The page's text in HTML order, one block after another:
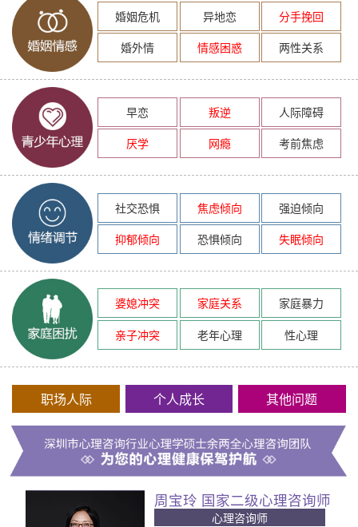
婚姻危机 异地恋
分手挽回
婚外情
情感困惑 两性关系
早恋 叛逆
人际障碍
厌学
网瘾 考前焦虑
社交恐惧 焦虑倾向
强迫倾向
抑郁倾向
恐惧倾向 失眠倾向
婆媳冲突 家庭关系
家庭暴力
亲子冲突
老年心理 性心理
职场人际 个人成长 其他问题
周宝玲 国家二级心理咨询师
心理咨询师